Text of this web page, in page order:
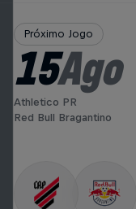
Próximo Jogo
15Ago
Athletico PR
Red Bull Bragantino